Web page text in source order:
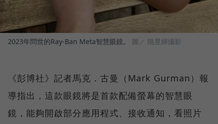
2023年問世的Ray-Ban Meta智慧眼鏡。 圖／ 隋昱嬋攝影
《彭博社》記者馬克．古曼（Mark Gurman）報
導指出，這款眼鏡將是首款配備螢幕的智慧眼
鏡，能夠開啟部分應用程式、接收通知，看照片